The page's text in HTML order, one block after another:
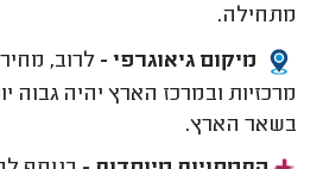
מתחילה.
מיקום גיאוגרפי - לרוב,
מרכזיות ובמרכז הארץ יהיה גבוה
בשאר הארץ.